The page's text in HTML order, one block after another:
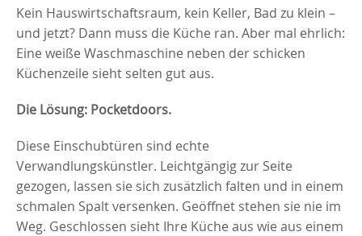
Kein Hauswirtschaftsraum, kein Keller, Bad zu klein –
und jetzt? Dann muss die Küche ran. Aber mal ehrlich:
Eine weiße Waschmaschine neben der schicken
Küchenzeile sieht selten gut aus.
Die Lösung: Pocketdoors.
Diese Einschubtüren sind echte
Verwandlungskünstler. Leichtgängig zur Seite
gezogen, lassen sie sich zusätzlich falten und in einem
schmalen Spalt versenken. Geöffnet stehen sie nie im
Weg. Geschlossen sieht Ihre Küche aus wie aus einem